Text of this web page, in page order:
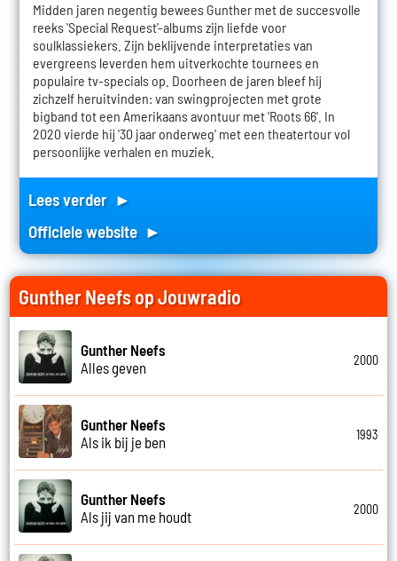
Midden jaren negentig bewees Gunther met de succesvolle
reeks 'Special Request'-albums zijn liefde voor
soulklassiekers. Zijn beklijvende interpretaties van
evergreens leverden hem uitverkochte tournees en
populaire tv-specials op. Doorheen de jaren bleef hij
zichzelf heruitvinden: van swingprojecten met grote
bigband tot een Amerikaans avontuur met 'Roots 66'. In
2020 vierde hij '30 jaar onderweg' met een theatertour vol
persoonlijke verhalen en muziek.
Lees verder ►
Officiele website ►
Gunther Neefs op Jouwradio
Gunther Neefs
Alles geven
2000
Gunther Neefs
Als ik bij je ben
1993
Gunther Neefs
Als jij van me houdt
2000